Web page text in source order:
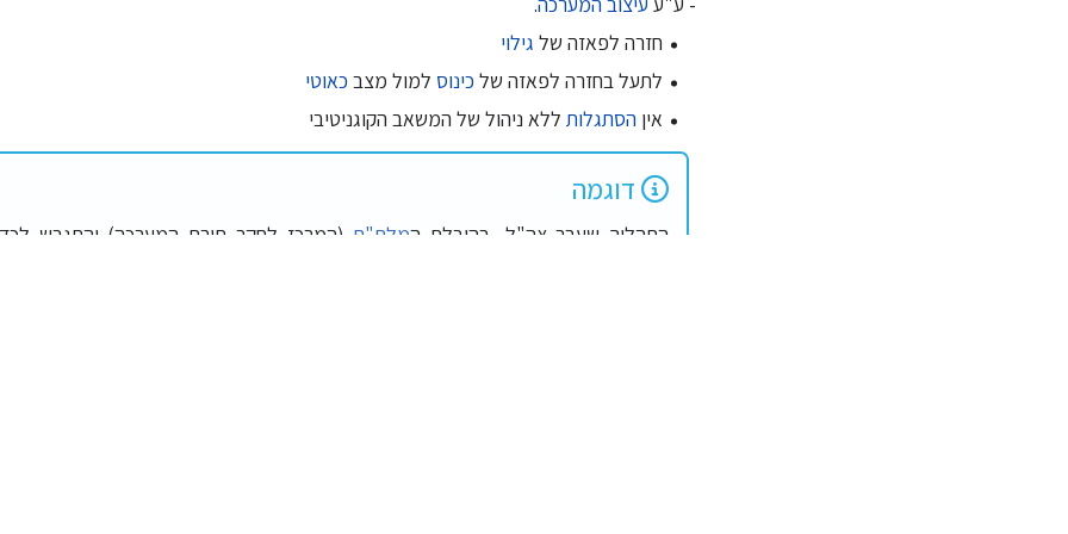
חזרה לפאזה של גילוי
לתעל בחזרה לפאזה של כינוס למול מצב כאוטי
אין הסתגלות ללא ניהול של המשאב הקוגניטיבי
דוגמה
התהליך שעבר צה"ל, בהובלת המלת"ם (המרכז לחקר תורת המערכה) והתגבש